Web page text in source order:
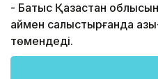
- Батыс Қазақстан
аймен салыстырғанда
төмендеді.